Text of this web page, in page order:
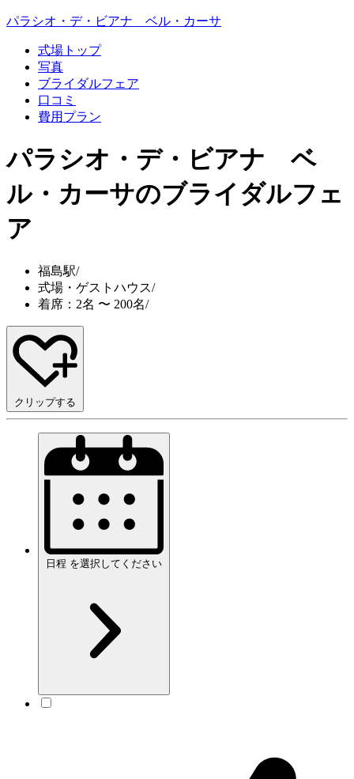
パラシオ・デ・ビアナ ベル・カーサ
式場トップ
写真
ブライダルフェア
口コミ
費用プラン
パラシオ・デ・ビアナ ベ
ル・カーサのブライダルフェ
ア
福島駅/
式場・ゲストハウス/
着席：2名 〜 200名/
クリップする
日程 を選択してください